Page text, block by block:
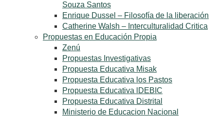
Souza Santos
Enrique Dussel – Filosofía de la liberación
Catherine Walsh – Interculturalidad Critica
Propuestas en Educación Propia
Zenú
Propuestas Investigativas
Propuesta Educativa Misak
Propuesta Educativa los Pastos
Propuesta Educativa lDEBIC
Propuesta Educativa Distrital
Ministerio de Educacion Nacional